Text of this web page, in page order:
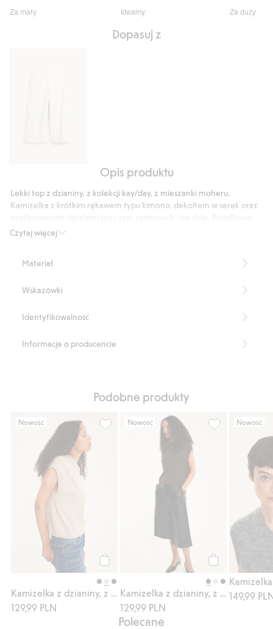
Za mały Idealny Za duży
na
Dopasuj z
typu
on
Opis produktu
Czytaj więcej
Lekki top z dzianiny, z kolekcji kay/day, z mieszanki moheru.
Kamizelka z krótkim rękawem typu kimono, dekoltem w serek oraz
swobodny fason.
Detale z prążkowanej dzianiny
Długość: 55 cm w rozmiarze S
Numer artykułu:913574
Materiał
Wskazówki
Identyfikowalność
Informacje o producencie
Podobne produkty
Nowość
129,99 PLN
Kamizelka z dzianiny, z niskim małym
Nowość
129,99 PLN
Kamizelka z
Nowość
149,99
Polecane